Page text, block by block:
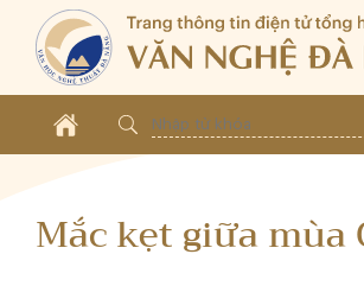
Mắc kẹt giữa mùa